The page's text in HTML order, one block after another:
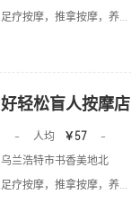
足疗按摩，推拿按摩，养...
好轻松盲人按摩店
- 人均 ￥57
-
乌兰浩特市书香美地北
足疗按摩，推拿按摩，养...